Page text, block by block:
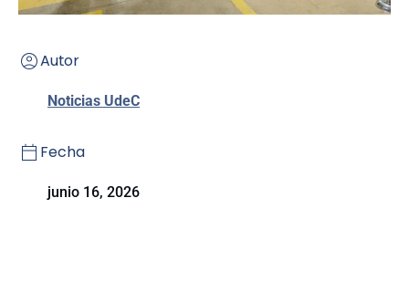
Autor
Noticias UdeC
Fecha
junio 16, 2026